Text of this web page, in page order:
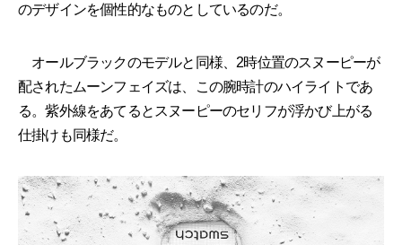
のデザインを個性的なものとしているのだ。
オールブラックのモデルと同様、2時位置のスヌーピーが
配されたムーンフェイズは、この腕時計のハイライトであ
る。紫外線をあてるとスヌーピーのセリフが浮かび上がる
仕掛けも同様だ。